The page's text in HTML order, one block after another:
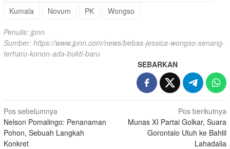
Kumala
Novum PK Wongso
Penulis: jpnn
Sumber: https://www.jpnn.com/news/bebas-jessica-wongso-senang-
terharu-konon-ada-bukti-baru
SEBARKAN
Navigasi
pos
Pos sebelumnya
Nelson Pomalingo: Penanaman
Pohon, Sebuah Langkah
Konkret
Pos berikutnya
Munas XI Partai Golkar, Suara
Gorontalo Utuh ke Bahlil
Lahadalia